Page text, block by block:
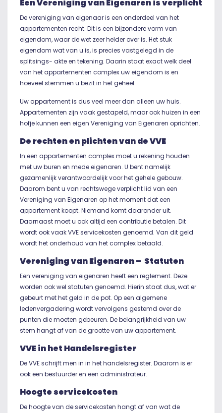
Een Vereniging van Eigenaren is verplicht
De vereniging van eigenaar is een onderdeel van het
appartementen recht. Dit is een bijzondere vorm van
eigendom, waar de wet zeer helder over is. Het stuk
eigendom wat van u is, is precies vastgelegd in de
splitsings- akte en tekening. Daarin staat exact welk deel
van het appartementen complex uw eigendom is en
hoeveel stemmen u bezit in het geheel.
Uw appartement is dus veel meer dan alleen uw huis.
Appartementen zijn vaak gestapeld, maar ook huizen in een
hofje kunnen een eigen Vereniging van Eigenaren oprichten.
De rechten en plichten van de VVE
In een appartementen complex moet u rekening houden
met uw buren en mede eigenaren. U bent namelijk
gezamenlijk verantwoordelijk voor het gehele gebouw.
Daarom bent u van rechtswege verplicht lid van een
Vereniging van Eigenaren op het moment dat een
appartement koopt. Niemand komt daaronder uit.
Daarnaast moet u ook altijd een contributie betalen. Dit
wordt ook vaak VVE servicekosten genoemd. Van dit geld
wordt het onderhoud van het complex betaald.
Vereniging van Eigenaren – Statuten
Een vereniging van eigenaren heeft een reglement. Deze
worden ook wel statuten genoemd. Hierin staat dus, wat er
gebeurt met het geld in de pot. Op een algemene
ledenvergadering wordt vervolgens gestemd over de
punten die moeten gebeuren. De belangrijkheid van uw
stem hangt af van de grootte van uw appartement.
VVE in het Handelsregister
De VVE schrijft men in in het handelsregister. Daarom is er
ook een bestuurder en een administrateur.
Hoogte servicekosten
De hoogte van de servicekosten hangt af van wat de